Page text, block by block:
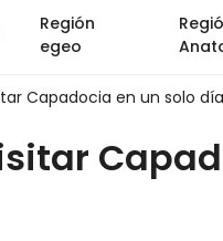
Región
egeo
Capadocia en un solo